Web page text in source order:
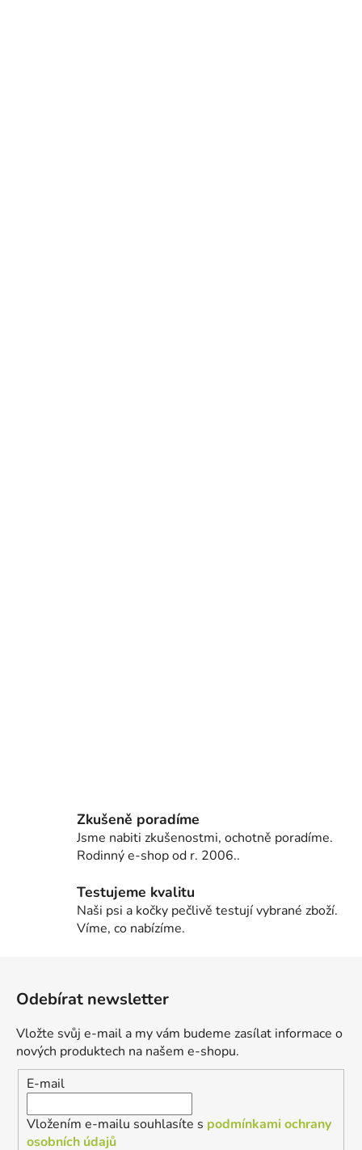
Zkušeně poradíme
Jsme nabiti zkušenostmi, ochotně poradíme.
Rodinný e-shop od r. 2006..
Testujeme kvalitu
Naši psi a kočky pečlivě testují vybrané zboží.
Víme, co nabízíme.
Odebírat newsletter
Vložte svůj e-mail a my vám budeme zasílat informace o
nových produktech na našem e-shopu.
E-mail
Vložením e-mailu souhlasíte s podmínkami ochrany
osobních údajů